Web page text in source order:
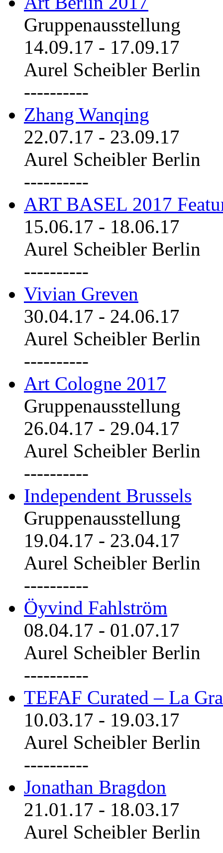
Gruppenausstellung
14.09.17 - 17.09.17
Aurel Scheibler Berlin
----------
Zhang Wanqing
22.07.17 - 23.09.17
Aurel Scheibler Berlin
----------
ART BASEL 2017
15.06.17 - 18.06.17
Aurel Scheibler Berlin
----------
Vivian Greven
30.04.17 - 24.06.17
Aurel Scheibler Berlin
----------
Art Cologne 2017
Gruppenausstellung
26.04.17 - 29.04.17
Aurel Scheibler Berlin
----------
Independent Brussels
Gruppenausstellung
19.04.17 - 23.04.17
Aurel Scheibler Berlin
----------
Öyvind Fahlström
08.04.17 - 01.07.17
Aurel Scheibler Berlin
----------
TEFAF Curated – La
10.03.17 - 19.03.17
Aurel Scheibler Berlin
----------
Jonathan Bragdon
21.01.17 - 18.03.17
Aurel Scheibler Berlin